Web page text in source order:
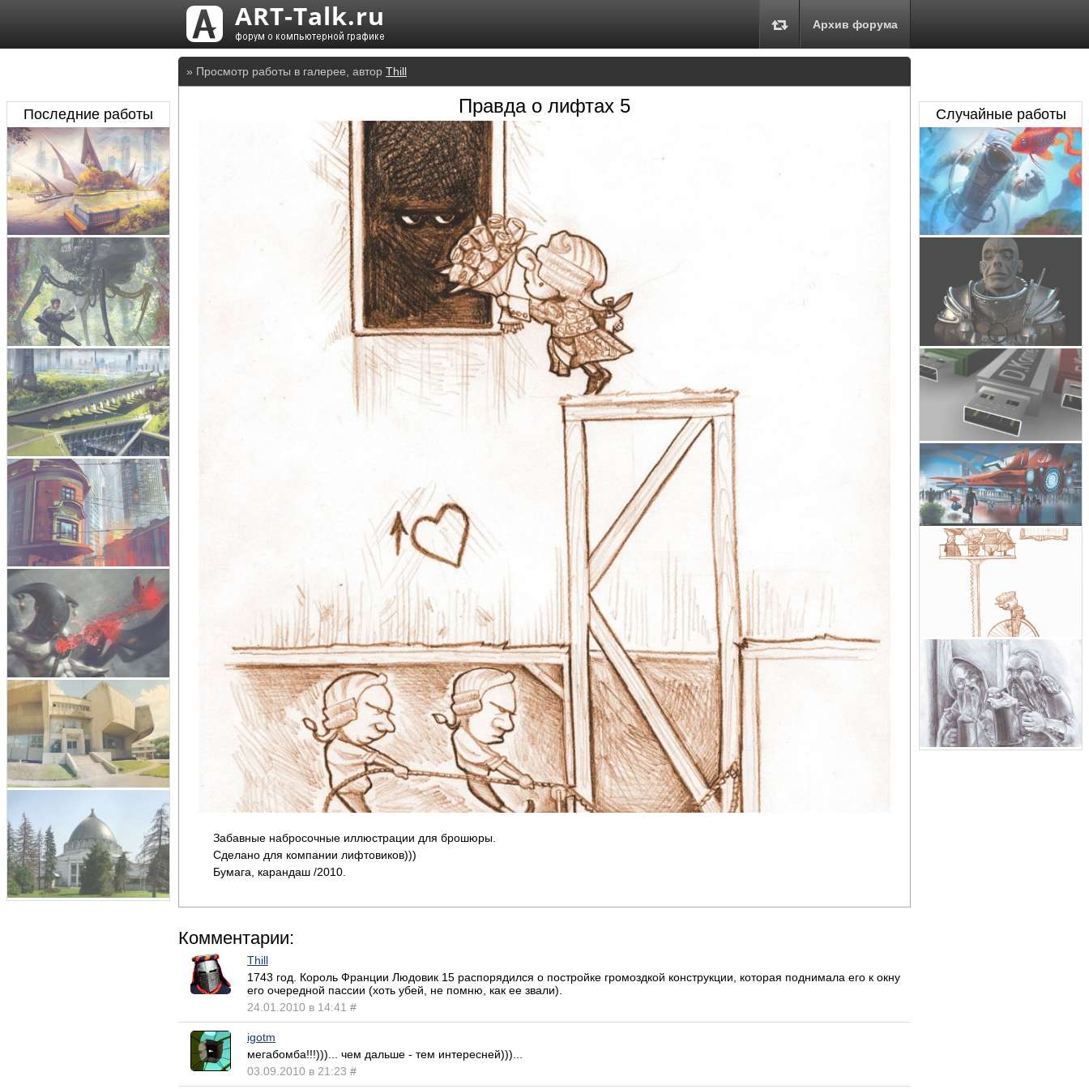
Архив форума
» Просмотр работы в галерее, автор Thill
Правда о лифтах 5
Забавные набросочные иллюстрации для брошюры.
Сделано для компании лифтовиков)))
Бумага, карандаш /2010.
Комментарии:
Thill
1743 год. Король Франции Людовик 15 распорядился о постройке громоздкой конструкции, которая поднимала его к окну
его очередной пассии (хоть убей, не помню, как ее звали).
24.01.2010 в 14:41 #
igotm
мегабомба!!!)))... чем дальше - тем интересней)))...
03.09.2010 в 21:23 #
Последние работы Случайные работы